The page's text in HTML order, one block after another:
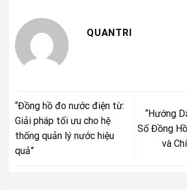
QUANTRI
“Đồng hồ đo nước điện từ:
Giải pháp tối ưu cho hệ
thống quản lý nước hiệu
quả”
“Hướng
Số Đồng
và